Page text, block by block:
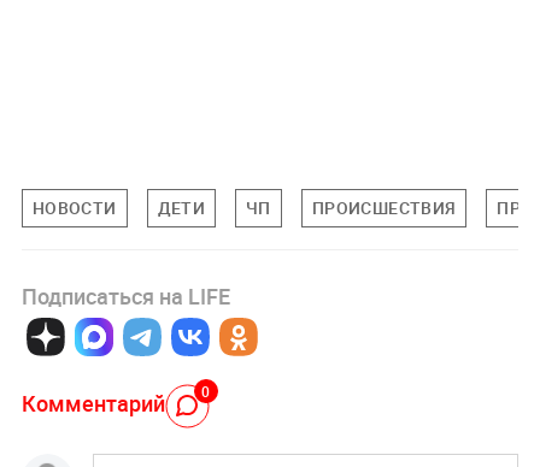
НОВОСТИ ДЕТИ ЧП ПРОИСШЕСТВИЯ
Подписаться на LIFE
Комментарий 0